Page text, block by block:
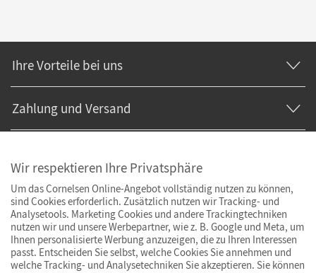
Ihre Vorteile bei uns
Zahlung und Versand
Wir respektieren Ihre Privatsphäre
Um das Cornelsen Online-Angebot vollständig nutzen zu können,
sind Cookies erforderlich. Zusätzlich nutzen wir Tracking- und
Analysetools. Marketing Cookies und andere Trackingtechniken
nutzen wir und unsere Werbepartner, wie z. B. Google und Meta, um
Ihnen personalisierte Werbung anzuzeigen, die zu Ihren Interessen
passt. Entscheiden Sie selbst, welche Cookies Sie annehmen und
welche Tracking- und Analysetechniken Sie akzeptieren. Sie können